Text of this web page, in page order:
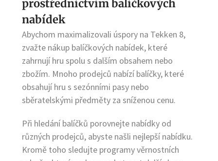
prostřednictvím balíčkových
nabídek
Abychom maximalizovali úspory na Tekken 8,
zvažte nákup balíčkových nabídek, které
zahrnují hru spolu s dalším obsahem nebo
zbožím. Mnoho prodejců nabízí balíčky, které
obsahují hru s sezónními pasy nebo
sběratelskými předměty za sníženou cenu.
Při hledání balíčků porovnejte nabídky od
různých prodejců, abyste našli nejlepší nabídku.
Kromě toho sledujte programy věrnostních